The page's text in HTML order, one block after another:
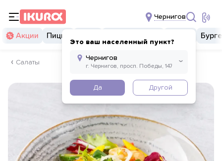
Чернигов
Это ваш населенный пункт?
Да Другой
Акции Пицца
Салаты